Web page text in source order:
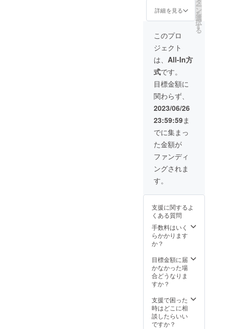
１回配
信（計5
■お礼
報告を
届け ※
活動報
告：支
援者限
定活動
報告を
メール
にて月
信（計5
回）
ナー希
にご記
入くだ
さい。
後日
データ
のやり
とりに
関し
て、
メール
にてご
案内致
しま
す。 ※
ホーム
ページ
公開中
は継続
（2023
年12月
31日ま
で最低
保証）
※公序良
載は出
来ませ
ん ■お
動報告
を随時
お届け
※活動報
100px ※
企業名
の場
合、ご
希望の
お名前
を備考
欄でお
教えく
ださ
い。
（ハン
ドル
ネーム
可） ※
ロゴ・
バナー
の場
合、
『ロ
ゴ・バ
備考欄
入くだ
さい。
後日
データ
のやり
関し
て、
メール
にてご
しま
す。 ※
ホーム
ページ
詳細を見る ー
ン
を
選
択
す
る
このプロ
ジェクト
は、 All-In方
式です。
目標金額に
関わらず、
2023/06/26
23:59:59ま
でに集まっ
た金額が
ファンディ
ングされま
す。
支援に関するよ
くある質問
手数料はいく
らかかります
か？
目標金額に届
かなかった場
合どうなりま
すか？
支援で困った
時はどこに相
談したらいい
ですか？